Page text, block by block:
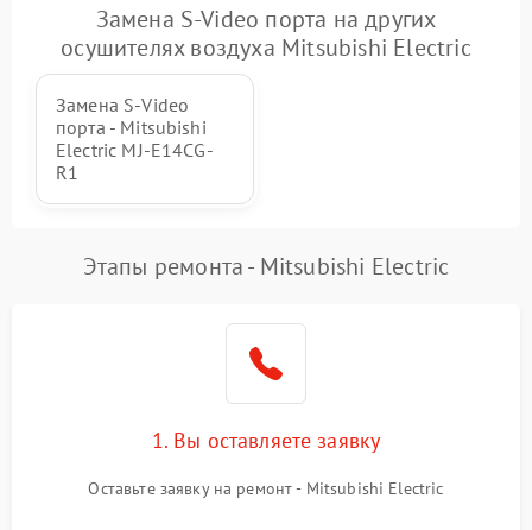
Замена S-Video порта на других
осушителях воздуха Mitsubishi Electric
Замена S-Video
порта - Mitsubishi
Electric MJ-E14CG-
R1
Этапы ремонта - Mitsubishi Electric
1. Вы оставляете заявку
Оставьте заявку на ремонт - Mitsubishi Electric